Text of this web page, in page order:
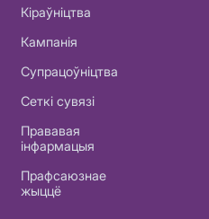
Кіраўніцтва
Кампанія
Супрацоўніцтва
Сеткі сувязі
Прававая
інфармацыя
Прафсаюзнае
жыццё